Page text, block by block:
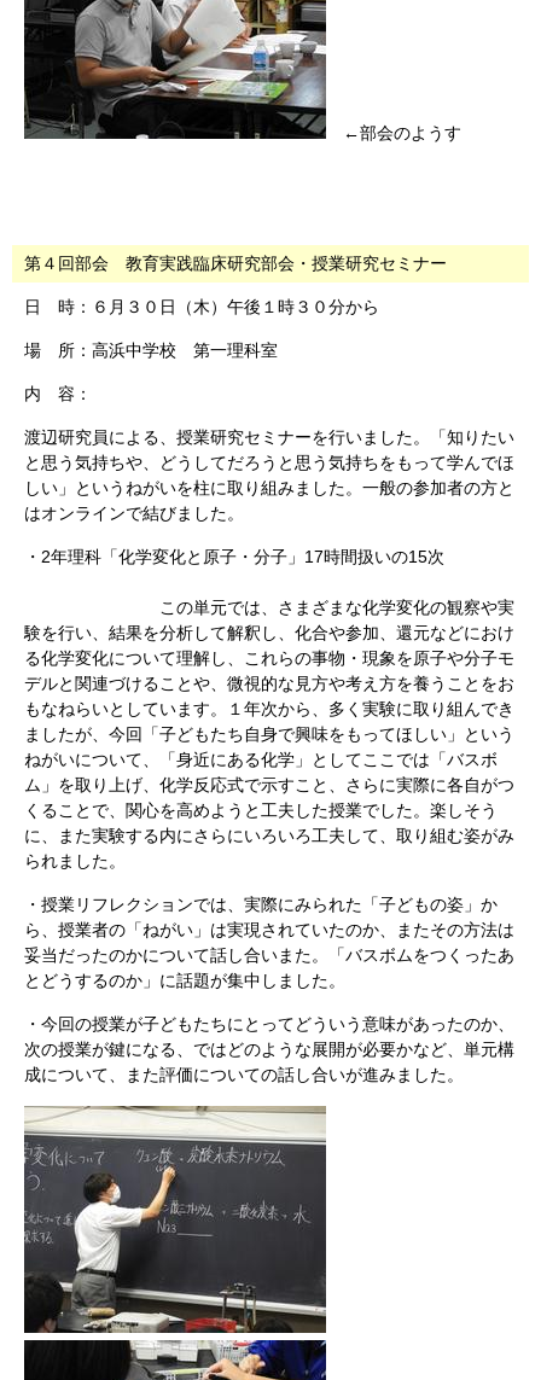
←部会のようす
第４回部会 教育実践臨床研究部会・授業研究セミナー
日 時：６月３０日（木）午後１時３０分から
場 所：高浜中学校 第一理科室
内 容：
渡辺研究員による、授業研究セミナーを行いました。「知りたい
と思う気持ちや、どうしてだろうと思う気持ちをもって学んでほ
しい」というねがいを柱に取り組みました。一般の参加者の方と
はオンラインで結びました。
・2年理科「化学変化と原子・分子」17時間扱いの15次
この単元では、さまざまな化学変化の観察や実
験を行い、結果を分析して解釈し、化合や参加、還元などにおけ
る化学変化について理解し、これらの事物・現象を原子や分子モ
デルと関連づけることや、微視的な見方や考え方を養うことをお
もなねらいとしています。１年次から、多く実験に取り組んでき
ましたが、今回「子どもたち自身で興味をもってほしい」という
ねがいについて、「身近にある化学」としてここでは「バスボ
ム」を取り上げ、化学反応式で示すこと、さらに実際に各自がつ
くることで、関心を高めようと工夫した授業でした。楽しそう
に、また実験する内にさらにいろいろ工夫して、取り組む姿がみ
られました。
・授業リフレクションでは、実際にみられた「子どもの姿」か
ら、授業者の「ねがい」は実現されていたのか、またその方法は
妥当だったのかについて話し合いまた。「バスボムをつくったあ
とどうするのか」に話題が集中しました。
・今回の授業が子どもたちにとってどういう意味があったのか、
次の授業が鍵になる、ではどのような展開が必要かなど、単元構
成について、また評価についての話し合いが進みました。